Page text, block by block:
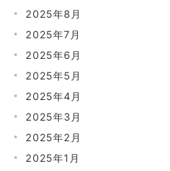
2025年8月
2025年7月
2025年6月
2025年5月
2025年4月
2025年3月
2025年2月
2025年1月